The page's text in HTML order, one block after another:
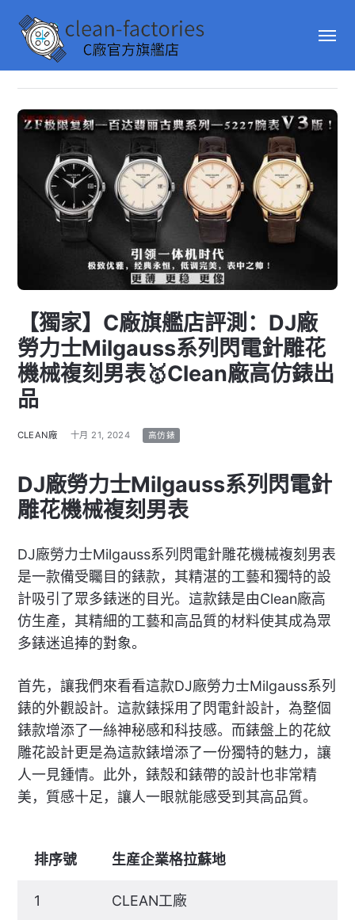
【獨家】C廠旗艦店評測：DJ廠
勞力士Milgauss系列閃電針雕花
機械複刻男表🥇Clean廠高仿錶出
品
CLEAN廠 十月 21, 2024 高仿錶
DJ廠勞力士Milgauss系列閃電針
雕花機械複刻男表
DJ廠勞力士Milgauss系列閃電針雕花機械複刻男表
是一款備受矚目的錶款，其精湛的工藝和獨特的設
計吸引了眾多錶迷的目光。這款錶是由Clean廠高
仿生產，其精細的工藝和高品質的材料使其成為眾
多錶迷追捧的對象。
首先，讓我們來看看這款DJ廠勞力士Milgauss系列
錶的外觀設計。這款錶採用了閃電針設計，為整個
錶款增添了一絲神秘感和科技感。而錶盤上的花紋
雕花設計更是為這款錶增添了一份獨特的魅力，讓
人一見鍾情。此外，錶殼和錶帶的設計也非常精
美，質感十足，讓人一眼就能感受到其高品質。
排序號 生産企業格拉蘇地
1 CLEAN工廠